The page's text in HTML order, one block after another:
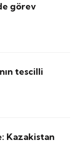
görev
tescilli
Kazakistan